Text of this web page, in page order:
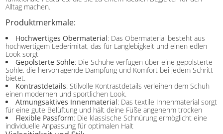
Alltag machen.
Produktmerkmale:
Hochwertiges Obermaterial: Das Obermaterial besteht aus
hochwertigem Lederimitat, das für Langlebigkeit und einen edlen
Look sorgt
Gepolsterte Sohle: Die Schuhe verfügen über eine gepolsterte
Sohle, die hervorragende Dämpfung und Komfort bei jedem Schritt
bietet.
Kontrastdetails: Stilvolle Kontrastdetails verleihen dem Schuh
einen modernen und sportlichen Look.
Atmungsaktives Innenmaterial: Das textile Innenmaterial sorgt
für eine gute Belüftung und hält deine Füße angenehm trocken
Flexible Passform: Die klassische Schnürung ermöglicht eine
individuelle Anpassung für optimalen Halt